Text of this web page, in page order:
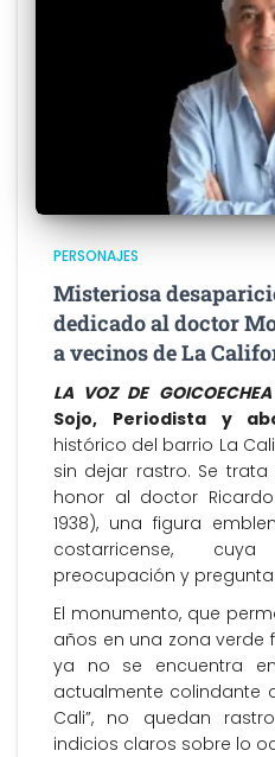
PERSONAJES
Misteriosa
dedicado al doctor
a vecinos de La
LA VOZ DE GOICOECHEA
Sojo, Periodista y
histórico del barrio La
sin dejar rastro. Se
honor al doctor
1938), una figura
costarricense,
preocupación y
El monumento, que
años en una zona verde
ya no se encuentra
actualmente colindante
Cali”, no quedan
indicios claros sobre lo